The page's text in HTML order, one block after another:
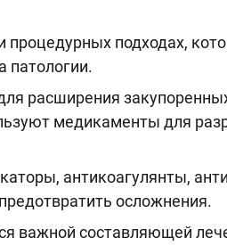
подходах,
патологии.
расширения
медикаменты для
антикоагулянты,
осложнения.
важной составляющей